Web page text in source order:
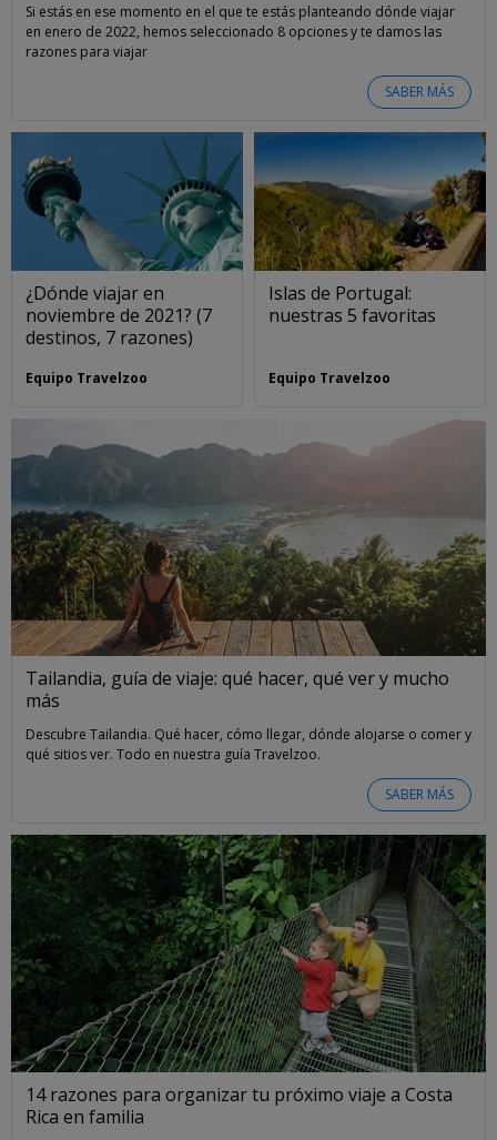
Si estás en ese momento en el que te estás planteando dónde viajar
en enero de 2022, hemos seleccionado 8 opciones y te damos las
razones para viajar
SABER MÁS
¿Dónde viajar en
noviembre de 2021? (7
destinos, 7 razones)
Equipo Travelzoo
Islas de Portugal:
nuestras 5 favoritas
Equipo Travelzoo
Tailandia, guía de viaje: qué hacer, qué ver y mucho
más
Descubre Tailandia. Qué hacer, cómo llegar, dónde alojarse o comer y
qué sitios ver. Todo en nuestra guía Travelzoo.
SABER MÁS
14 razones para organizar tu próximo viaje a Costa
Rica en familia